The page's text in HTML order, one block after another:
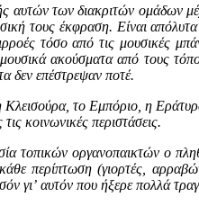
αυτών των διακριτών ομάδων
τους έκφραση. Είναι
τόσο από τις μουσικές
ακούσματα από τους
δεν επέστρεψαν ποτέ.
το Εμπόριο, η
κοινωνικές περιστάσεις.
τοπικών οργανοπαικτών ο
περίπτωση (γιορτές,
γι’ αυτόν που ήξερε πολλά